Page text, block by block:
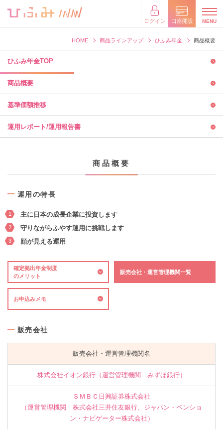
ログイン 口座開設
HOME 商品ラインアップ ひふみ年金 商品概要
ひふみ年金TOP
商品概要
基準価額推移
運用レポート/運用報告書
商品概要
運用の特長
1 主に日本の成長企業に投資します
2 守りながらふやす運用に挑戦します
3 顔が見える運用
確定拠出年金制度
のメリット
販売会社・運営管理機関一覧
お申込みメモ
販売会社
販売会社・運営管理機関名
株式会社イオン銀行（運営管理機関 みずほ銀行）
ＳＭＢＣ日興証券株式会社
（運営管理機関 株式会社三井住友銀行、ジャパン・ペンショ
ン・ナビゲーター株式会社）